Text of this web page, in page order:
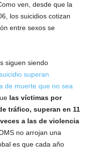
ven, desde que la
los suicidios cotizan
entre sexos se
siguen siendo
superan
de muerte que no sea
las víctimas por
tráfico, superan en 11
a las de violencia
no arrojan una
es que cada año